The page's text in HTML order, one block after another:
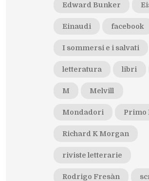
Edward Bunker
Einaudi facebook
I sommersi e i salvati
letteratura libri
M Melvill
Mondadori Primo
Richard K Morgan
riviste letterarie
Rodrigo Fresàn